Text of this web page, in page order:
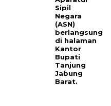
Sipil
Negara
(ASN)
berlangsung
di halaman
Kantor
Bupati
Tanjung
Jabung
Barat.